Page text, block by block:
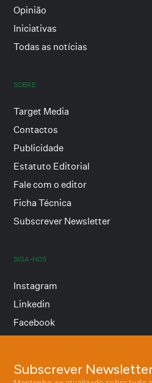
Subscrever
Opinião
Iniciativas
Todas as notícias
SOBRE
Target Media
Contactos
Publicidade
Estatuto Editorial
Fale com o editor
Ficha Técnica
Subscrever Newsletter
SIGA-NOS
Instagram
Linkedin
Facebook
Termos e condições